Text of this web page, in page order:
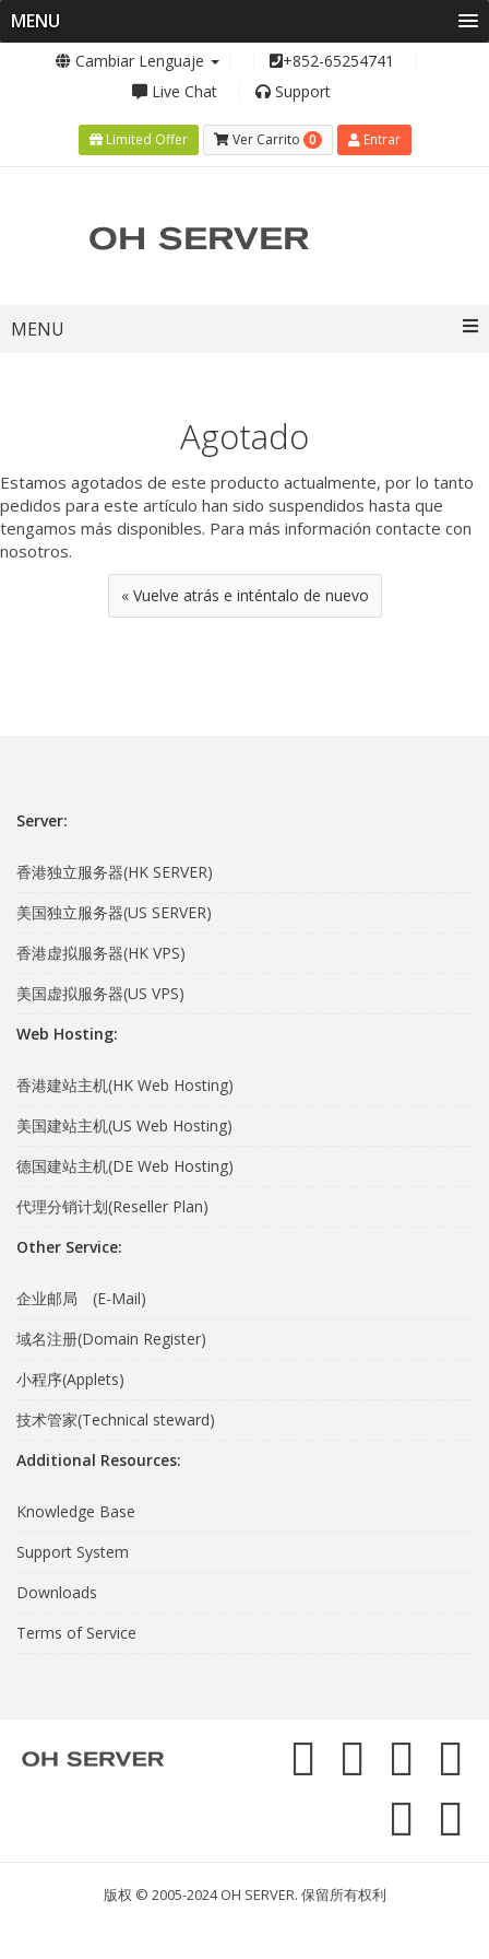
MENU
Cambiar Lenguaje
+852-65254741
Live Chat
Support
Limited Offer Ver Carrito 0 Entrar
MENU
Agotado
Estamos agotados de este producto actualmente, por lo tanto
pedidos para este artículo han sido suspendidos hasta que
tengamos más disponibles. Para más información contacte con
nosotros.
« Vuelve atrás e inténtalo de nuevo
Server:
香港独立服务器(HK SERVER)
美国独立服务器(US SERVER)
香港虚拟服务器(HK VPS)
美国虚拟服务器(US VPS)
Web Hosting:
香港建站主机(HK Web Hosting)
美国建站主机(US Web Hosting)
德国建站主机(DE Web Hosting)
代理分销计划(Reseller Plan)
Other Service:
企业邮局 (E-Mail)
域名注册(Domain Register)
小程序(Applets)
技术管家(Technical steward)
Additional Resources:
Knowledge Base
Support System
Downloads
Terms of Service
版权 © 2005-2024 OH SERVER. 保留所有权利